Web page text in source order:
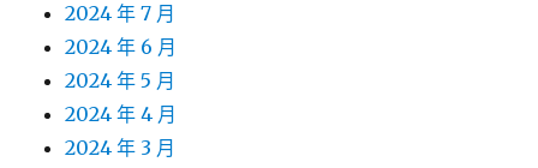
2024 年 7 月
2024 年 6 月
2024 年 5 月
2024 年 4 月
2024 年 3 月